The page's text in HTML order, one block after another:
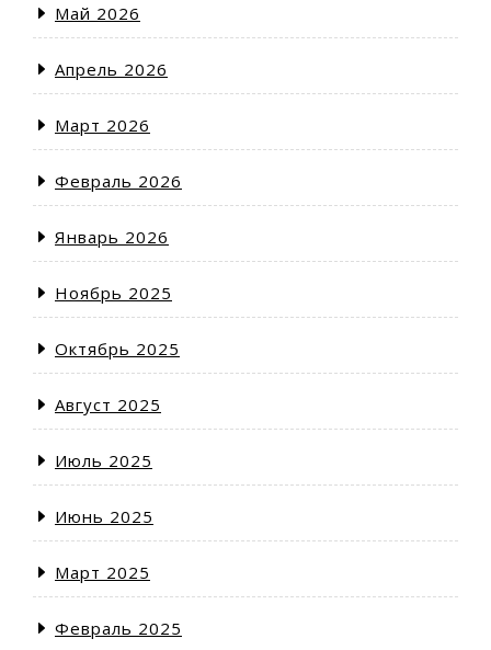
Май 2026
Апрель 2026
Март 2026
Февраль 2026
Январь 2026
Ноябрь 2025
Октябрь 2025
Август 2025
Июль 2025
Июнь 2025
Март 2025
Февраль 2025